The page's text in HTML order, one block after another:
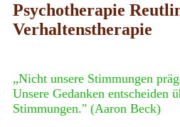
Psychotherapie
Verhaltenstherapie
„Nicht unsere Stimmungen
Unsere Gedanken entscheiden
Stimmungen." (Aaron Beck)